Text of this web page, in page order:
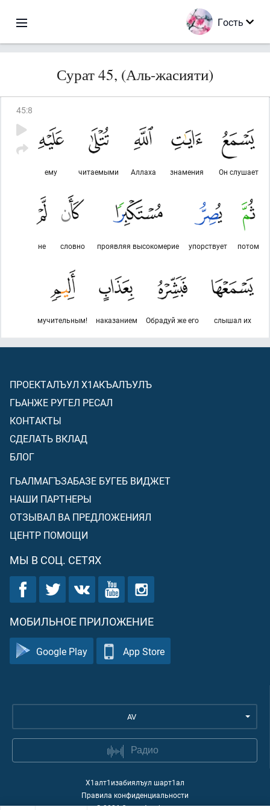
Гость
Сурат 45, (Аль-жасияти)
45:8
Он слушает
знамения
Аллаха
читаемыми
ему
потом
упорствует
проявляя высокомерие
словно
не
слышал их
Обрадуй же его
наказанием
мучительным!
ПРОЕКТАЛЪУЛ Х1АКЪАЛЪУЛЪ
ГЬАНЖЕ РУГЕЛ РЕСАЛ
КОНТАКТЫ
СДЕЛАТЬ ВКЛАД
БЛОГ
ГЬАЛМАГЪЗАБАЗЕ БУГЕБ ВИДЖЕТ
НАШИ ПАРТНЕРЫ
ОТЗЫВАЛ ВА ПРЕДЛОЖЕНИЯЛ
ЦЕНТР ПОМОЩИ
МЫ В СОЦ. СЕТЯХ
МОБИЛЬНОЕ ПРИЛОЖЕНИЕ
Google Play App Store
AV
Радио
Х1алт1изабиялъул шарт1ал
Правила конфиденциальности
©2026Quran Academy